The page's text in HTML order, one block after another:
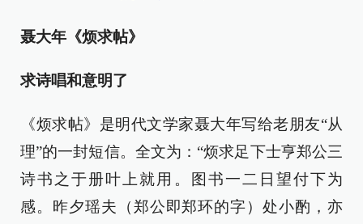
聂大年《烦求帖》
求诗唱和意明了
《烦求帖》是明代文学家聂大年写给老朋友“从
理”的一封短信。全文为：“烦求足下士亨郑公三
诗书之于册叶上就用。图书一二日望付下为
感。昨夕瑶夫（郑公即郑环的字）处小酌，亦